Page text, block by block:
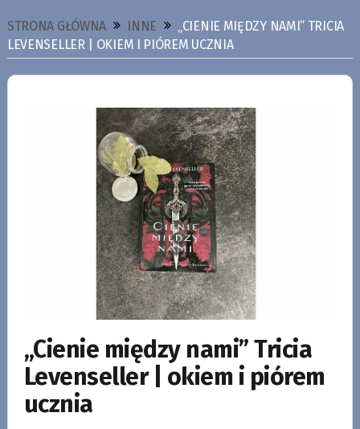
STRONA GŁÓWNA INNE
„CIENIE MIĘDZY NAMI” TRICIA
LEVENSELLER | OKIEM I PIÓREM UCZNIA
„Cienie między nami” Tricia
Levenseller | okiem i piórem
ucznia